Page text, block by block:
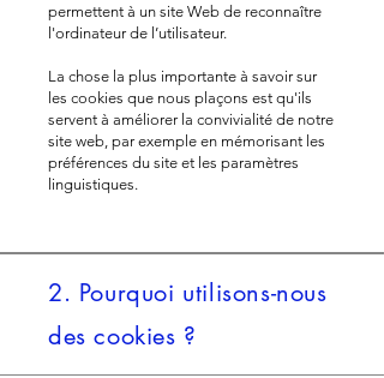
permettent à un site Web de reconnaître
l'ordinateur de l’utilisateur.
La chose la plus importante à savoir sur
les cookies que nous plaçons est qu'ils
servent à améliorer la convivialité de notre
site web, par exemple en mémorisant les
préférences du site et les paramètres
linguistiques.
2. Pourquoi utilisons-nous
des cookies ?